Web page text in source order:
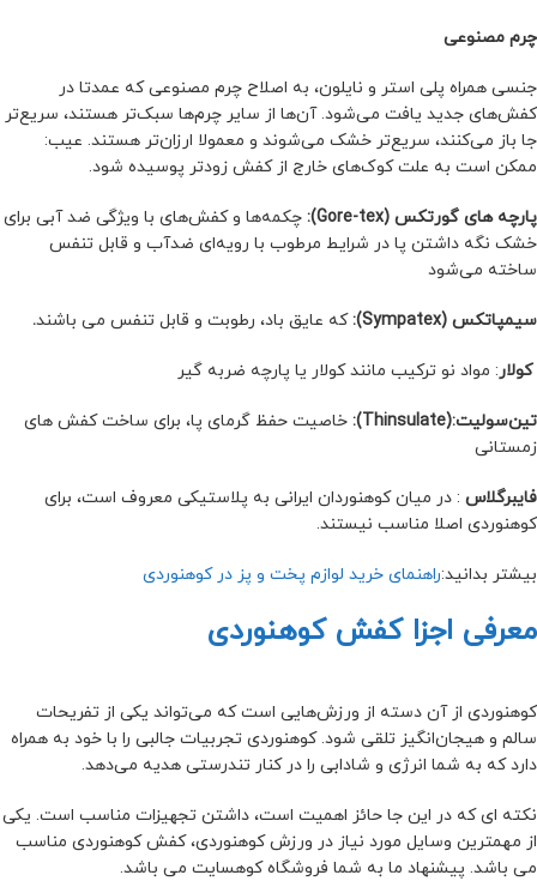
چرم مصنوعی
جنسی همراه پلی استر و نایلون، به اصلاح چرم مصنوعی که عمدتا در
کفش‌های جدید یافت می‌شود. آن‌ها از سایر چرم‌ها سبک‌تر هستند، سریع‌تر
جا باز‌ می‌کنند، سریع‌تر خشک می‌شوند و معمولا ارزان‌تر هستند. عیب:
ممکن است به علت کوک‌های خارج از کفش زودتر پوسیده شود.
پارچه های گورتکس (Gore-tex):
چکمه‌ها و کفش‌های با ویژگی ضد آبی برای
خشک نگه داشتن پا در شرایط مرطوب با رویه‌ای ضدآب و قابل تنفس
ساخته می‌شود
سیمپاتکس (Sympatex): که عایق باد، رطوبت و قابل تنفس می باشند.
کولار : مواد نو ترکیب مانند کولار یا پارچه ضربه گیر
تین‌سولیت:(Thinsulate):
خاصیت حفظ گرمای پا، برای ساخت کفش های
زمستانی
فایبرگلاس : در میان کوهنوردان ایرانی به پلاستیکی معروف است، برای
کوهنوردی اصلا مناسب نیستند.
بیشتر بدانید:راهنمای خرید لوازم پخت و پز در کوهنوردی
معرفی اجزا کفش کوهنوردی
کوهنوردی از آن دسته از ورزش‌هایی است که می‌تواند یکی از تفریحات
سالم و هیجان‌انگیز تلقی شود. کوهنوردی تجربیات جالبی را با خود به همراه
دارد که به شما انرژی و شادابی را در کنار تندرستی هدیه می‌دهد.
نکته ای که در این جا حائز اهمیت است، داشتن تجهیزات مناسب است. یکی
از مهمترین وسایل مورد نیاز در ورزش کوهنوردی، کفش کوهنوردی مناسب
می باشد. پیشنهاد ما به شما فروشگاه کوهسایت می باشد.